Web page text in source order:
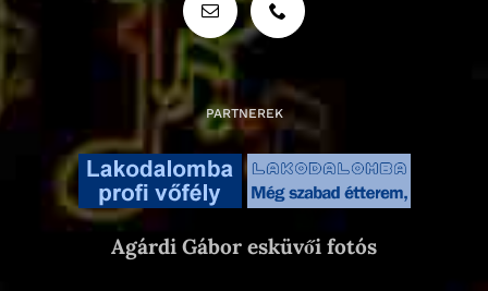
PARTNEREK
Agárdi Gábor esküvői fotós